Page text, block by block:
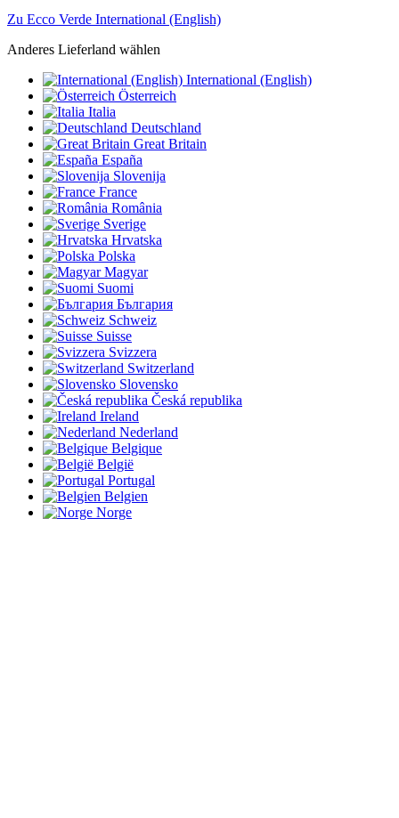
Zu Ecco Verde International (English)
Anderes Lieferland wählen
International (English)
Österreich
Italia
Deutschland
Great Britain
España
Slovenija
France
România
Sverige
Hrvatska
Polska
Magyar
Suomi
България
Schweiz
Suisse
Svizzera
Switzerland
Slovensko
Česká republika
Ireland
Nederland
Belgique
België
Portugal
Belgien
Norge